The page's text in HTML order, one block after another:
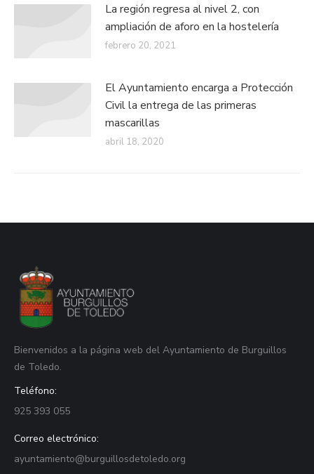
La región regresa al nivel 2, con
ampliación de aforo en la hostelería
febrero 20, 2021
El Ayuntamiento encarga a Protección
Civil la entrega de las primeras
mascarillas
abril 18, 2020
Bienvenidos a la página web del Ayuntamiento de Burguillos
de Toledo.
Teléfono:
925 393 055
Correo electrónico:
ayuntamiento@burguillosdetoledo.org